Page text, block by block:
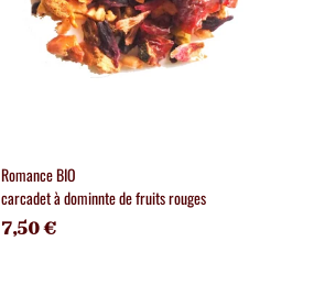
Romance BIO
carcadet à dominnte de fruits rouges
7,50 €